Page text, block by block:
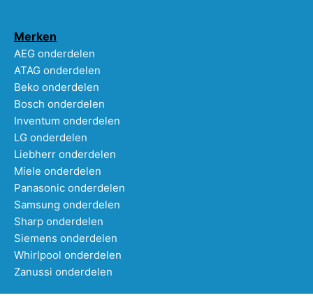
Merken
AEG onderdelen
ATAG onderdelen
Beko onderdelen
Bosch onderdelen
Inventum onderdelen
LG onderdelen
Liebherr onderdelen
Miele onderdelen
Panasonic onderdelen
Samsung onderdelen
Sharp onderdelen
Siemens onderdelen
Whirlpool onderdelen
Zanussi onderdelen